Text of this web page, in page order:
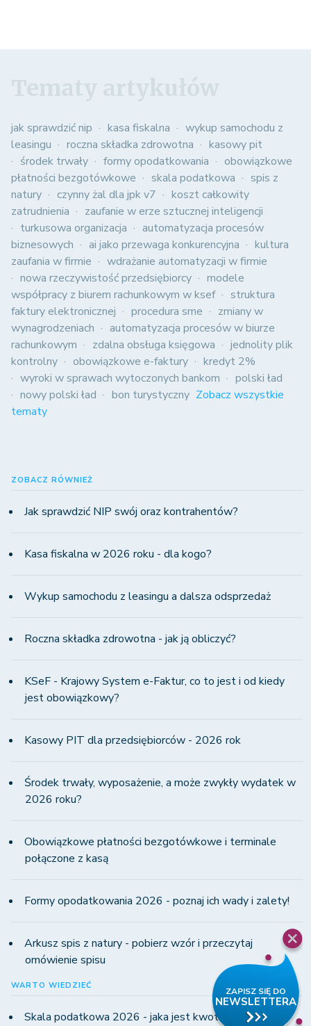
jak sprawdzić nip kasa fiskalna
wykup samochodu z
leasingu
roczna składka zdrowotna
kasowy pit
środek trwały
formy opodatkowania
obowiązkowe
płatności bezgotówkowe
skala podatkowa
spis z
natury
czynny żal dla jpk v7
koszt całkowity
zatrudnienia
zaufanie w erze sztucznej inteligencji
turkusowa organizacja
automatyzacja procesów
biznesowych
ai jako przewaga konkurencyjna
kultura
zaufania w firmie
wdrażanie automatyzacji w firmie
nowa rzeczywistość przedsiębiorcy
modele
współpracy z biurem rachunkowym w ksef
struktura
faktury elektronicznej
procedura sme
zmiany w
wynagrodzeniach
automatyzacja procesów w biurze
rachunkowym
zdalna obsługa księgowa
jednolity plik
kontrolny
obowiązkowe e-faktury
kredyt 2%
wyroki w sprawach wytoczonych bankom
polski ład
nowy polski ład
bon turystyczny Zobacz wszystkie
tematy
ZOBACZ RÓWNIEŻ
Jak sprawdzić NIP swój oraz kontrahentów?
Kasa fiskalna w 2026 roku - dla kogo?
Wykup samochodu z leasingu a dalsza odsprzedaż
Roczna składka zdrowotna - jak ją obliczyć?
KSeF - Krajowy System e-Faktur, co to jest i od kiedy
jest obowiązkowy?
Kasowy PIT dla przedsiębiorców - 2026 rok
Środek trwały, wyposażenie, a może zwykły wydatek w
2026 roku?
Obowiązkowe płatności bezgotówkowe i terminale
połączone z kasą
Formy opodatkowania 2026 - poznaj ich wady i zalety!
Arkusz spis z natury - pobierz wzór i przeczytaj
omówienie spisu
WARTO WIEDZIEĆ
Skala podatkowa 2026 - jaka jest kwota wolna od